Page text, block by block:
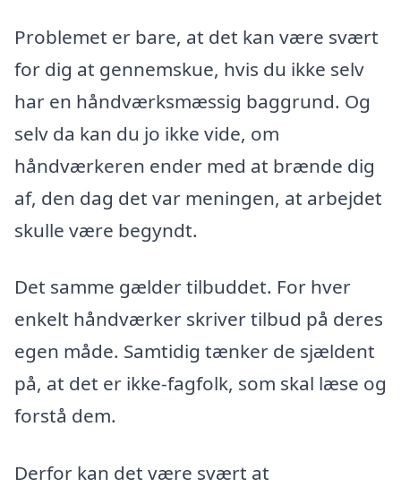
Problemet er bare, at det kan være svært
for dig at gennemskue, hvis du ikke selv
har en håndværksmæssig baggrund. Og
selv da kan du jo ikke vide, om
håndværkeren ender med at brænde dig
af, den dag det var meningen, at arbejdet
skulle være begyndt.
Det samme gælder tilbuddet. For hver
enkelt håndværker skriver tilbud på deres
egen måde. Samtidig tænker de sjældent
på, at det er ikke-fagfolk, som skal læse og
forstå dem.
Derfor kan det være svært at